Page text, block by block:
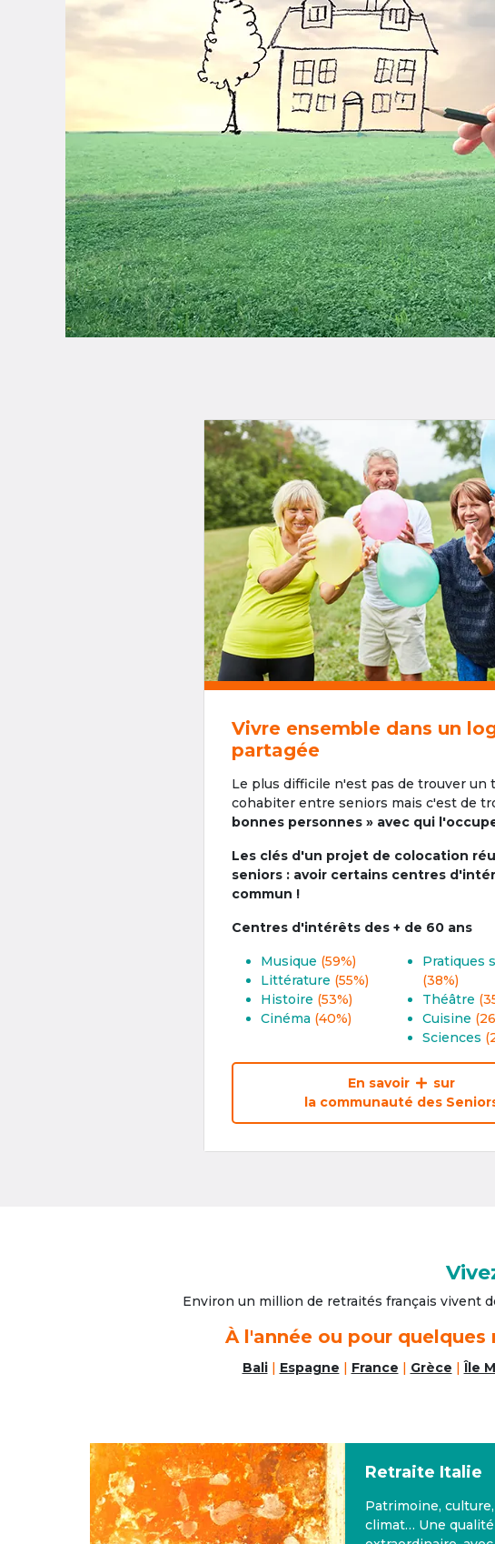
Vivre ensemble dans un
partagée
Le plus difficile n'est pas de trouver un
cohabiter entre seniors mais c'est de
bonnes personnes » avec qui
Les clés d'un projet de colocation
seniors : avoir certains centres
commun !
Centres d'intérêts des + de 60 ans
Musique (59%)
Littérature (55%)
Histoire (53%)
Cinéma (40%)
Pratiques
(38%)
Théâtre
Cuisine
Sciences
En savoir
sur
la communauté des
Environ un million de retraités français vivent
À l'année ou pour
Bali| Espagne | France | Grèce |Île
Retraite
Malte
avantageux